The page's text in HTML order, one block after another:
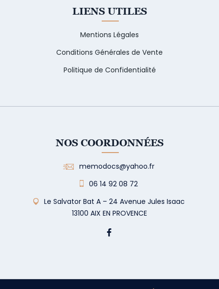
LIENS UTILES
Mentions Légales
Conditions Générales de Vente
Politique de Confidentialité
NOS COORDONNÉES
memodocs@yahoo.fr
06 14 92 08 72
Le Salvator Bat A – 24 Avenue Jules Isaac
13100 AIX EN PROVENCE